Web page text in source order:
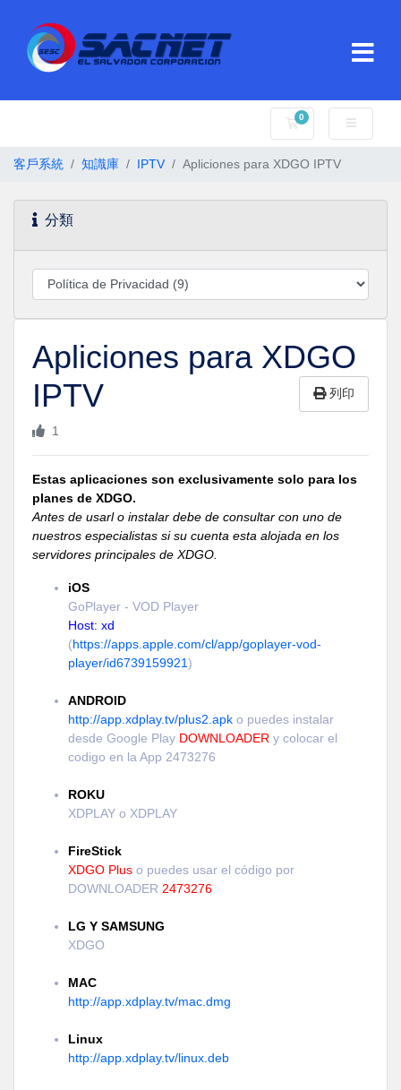
0
購物車
客戶系統 知識庫 IPTV Apliciones para XDGO IPTV
分類
Apliciones para XDGO
IPTV
列印
1
Estas aplicaciones son exclusivamente solo para los
planes de XDGO.
Antes de usarl o instalar debe de consultar con uno de
nuestros especialistas si su cuenta esta alojada en los
servidores principales de XDGO.
iOS
GoPlayer - VOD Player
Host: xd
(https://apps.apple.com/cl/app/goplayer-vod-
player/id6739159921)
ANDROID
http://app.xdplay.tv/plus2.apk o puedes instalar
desde Google Play DOWNLOADER y colocar el
codigo en la App 2473276
ROKU
XDPLAY o XDPLAY
FireStick
XDGO Plus o puedes usar el código por
DOWNLOADER 2473276
LG Y SAMSUNG
XDGO
MAC
http://app.xdplay.tv/mac.dmg
Linux
http://app.xdplay.tv/linux.deb